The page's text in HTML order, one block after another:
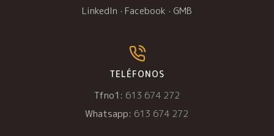
LinkedIn · Facebook · GMB
TELÉFONOS
Tfno1: 613 674 272
Whatsapp: 613 674 272